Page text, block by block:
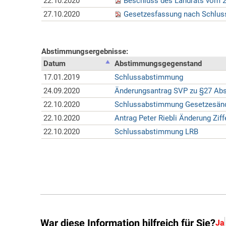
War diese Information hilfreich für Sie?Ja